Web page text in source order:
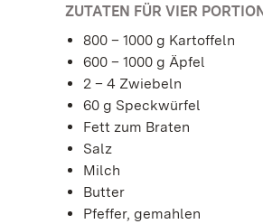
ZUTATEN FÜR VIER
800 – 1000 g Kartoffeln
600 – 1000 g Äpfel
2 – 4 Zwiebeln
60 g Speckwürfel
Fett zum Braten
Salz
Milch
Butter
Pfeffer, gemahlen